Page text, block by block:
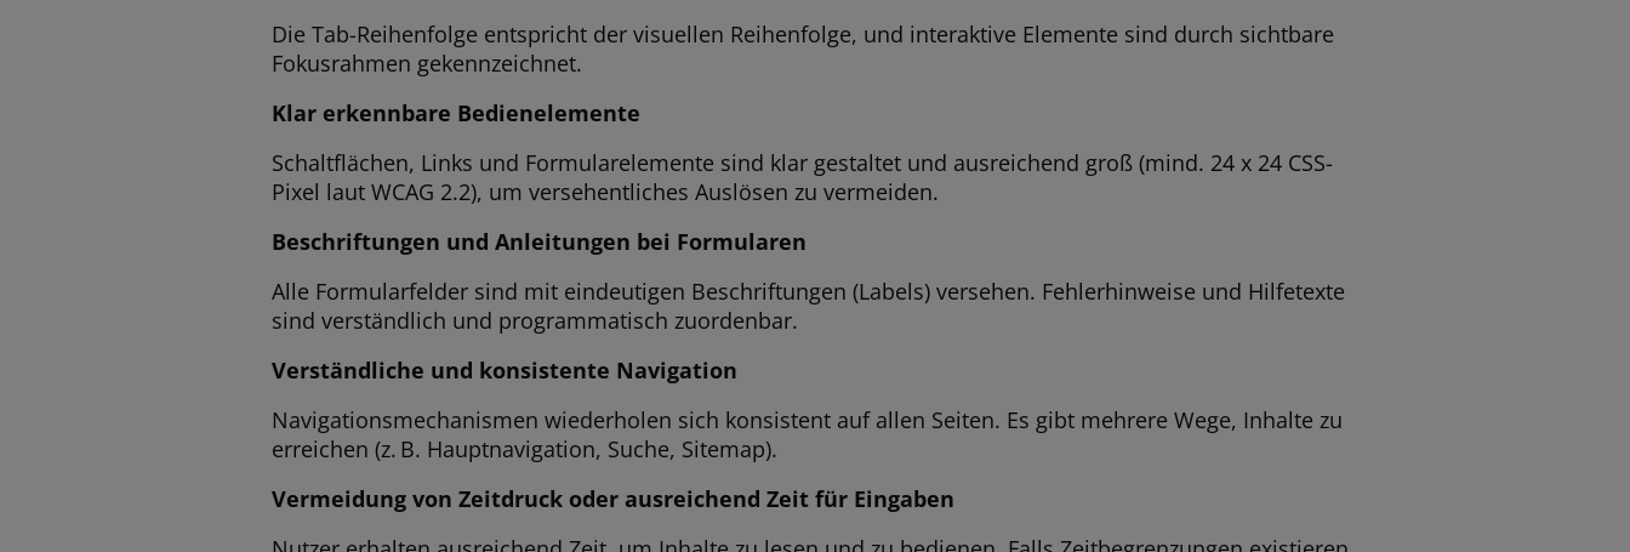
Die Tab-Reihenfolge entspricht der visuellen Reihenfolge, und interaktive Elemente sind durch sichtbare
Fokusrahmen gekennzeichnet.
Klar erkennbare Bedienelemente
Schaltflächen, Links und Formularelemente sind klar gestaltet und ausreichend groß (mind. 24 x 24 CSS-
Pixel laut WCAG 2.2), um versehentliches Auslösen zu vermeiden.
Beschriftungen und Anleitungen bei Formularen
Alle Formularfelder sind mit eindeutigen Beschriftungen (Labels) versehen. Fehlerhinweise und Hilfetexte
sind verständlich und programmatisch zuordenbar.
Verständliche und konsistente Navigation
Navigationsmechanismen wiederholen sich konsistent auf allen Seiten. Es gibt mehrere Wege, Inhalte zu
erreichen (z. B. Hauptnavigation, Suche, Sitemap).
Vermeidung von Zeitdruck oder ausreichend Zeit für Eingaben